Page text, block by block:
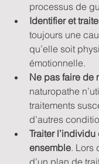
processus de
Identifier et
toujours une
qu’elle soit
émotionnelle.
Ne pas faire de
naturopathe
traitements
d’autres
Traiter
ensemble. Lors